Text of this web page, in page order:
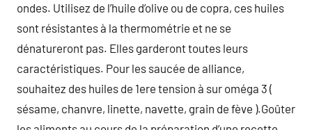
ondes. Utilisez de l’huile d’olive ou de copra, ces huiles
sont résistantes à la thermométrie et ne se
dénatureront pas. Elles garderont toutes leurs
caractéristiques. Pour les saucée de alliance,
souhaitez des huiles de 1ere tension à sur oméga 3 (
sésame, chanvre, linette, navette, grain de fève ).Goûter